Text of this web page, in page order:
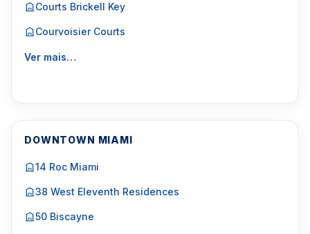
Courts Brickell Key
Courvoisier Courts
Ver mais…
DOWNTOWN MIAMI
14 Roc Miami
38 West Eleventh Residences
50 Biscayne